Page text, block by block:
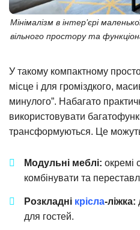
Мінімалізм в інтер’єрі
вільного простору та
У такому компактному
місце і для громіздкого,
минулого”. Набагато
використовувати
трансформуються. Це
Модульні меблі: окремі
комбінувати та
Розкладні крісла-ліжка:
для гостей.